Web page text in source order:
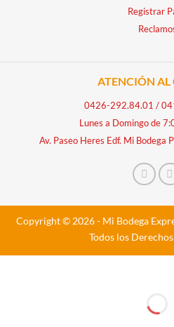
Registrar
ATENCIÓN AL
0426-292.84.01 /
Lunes a Domingo de
Av. Paseo Heres Edf. Mi Bodega
Copyright © 2026 - Mi Bodega
Todos los